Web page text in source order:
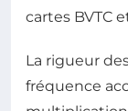
cartes BVTC
La rigueur
fréquence